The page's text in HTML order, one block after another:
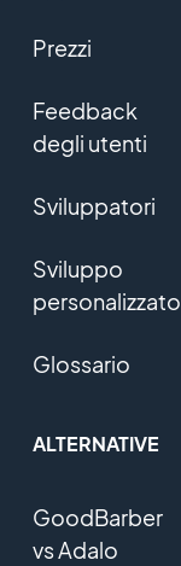
Prezzi
Feedback
degli utenti
Sviluppatori
Sviluppo
personalizzato
Glossario
ALTERNATIVE
GoodBarber
vs Adalo